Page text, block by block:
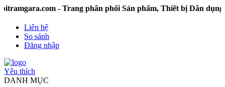
- Trang phân phối Sản phẩm, Thiết bị Dân dụng và
Liên hệ
So sánh
Đăng nhập
Yêu thích
DANH MỤC